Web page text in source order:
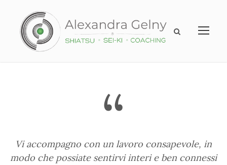
“
Vi accompagno con un lavoro consapevole, in
modo che possiate sentirvi interi e ben connessi